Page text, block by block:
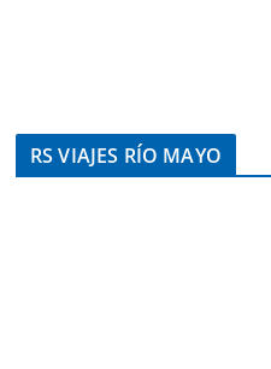
RS VIAJES RÍO MAYO